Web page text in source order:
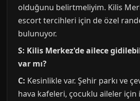
olduğunu belirtmeliyim. Kilis
escort tercihleri için de özel
bulunuyor.
S: Kilis Merkez'de ailece
var mı?
C: Kesinlikle var. Şehir parkı ve
hava kafeleri, çocuklu aileler için